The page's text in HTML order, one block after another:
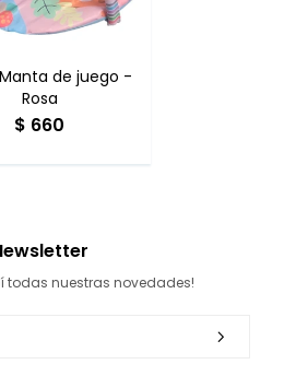
de juego -
Rosa
$ 660
todas nuestras novedades!